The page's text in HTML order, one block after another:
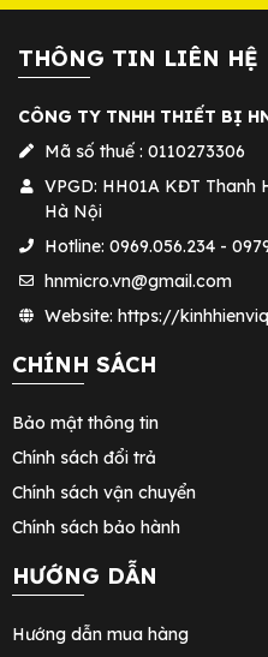
THÔNG TIN LIÊN HỆ
CÔNG TY TNHH THIẾT BỊ
Mã số thuế : 0110273306
VPGD: HH01A KĐT Thanh
Hà Nội
Hotline: 0969.056.234 -
hnmicro.vn@gmail.com
Website: https://
CHÍNH SÁCH
Bảo mật thông tin
Chính sách đổi trả
Chính sách vận chuyển
Chính sách bảo hành
HƯỚNG DẪN
Hướng dẫn mua hàng